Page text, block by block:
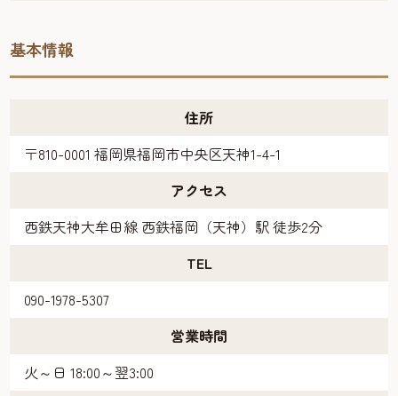
基本情報
住所
〒810-0001 福岡県福岡市中央区天神1-4-1
アクセス
西鉄天神大牟田線 西鉄福岡（天神）駅 徒歩2分
TEL
090-1978-5307
営業時間
火～日 18:00～翌3:00